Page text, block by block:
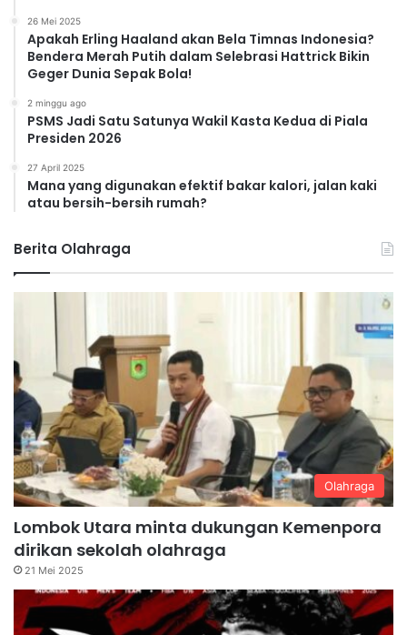
26 Mei 2025
Apakah Erling Haaland akan Bela Timnas Indonesia?
Bendera Merah Putih dalam Selebrasi Hattrick Bikin
Geger Dunia Sepak Bola!
2 minggu ago
PSMS Jadi Satu Satunya Wakil Kasta Kedua di Piala
Presiden 2026
27 April 2025
Mana yang digunakan efektif bakar kalori, jalan kaki
atau bersih-bersih rumah?
Berita Olahraga
Olahraga
Lombok Utara minta dukungan Kemenpora
dirikan sekolah olahraga
21 Mei 2025